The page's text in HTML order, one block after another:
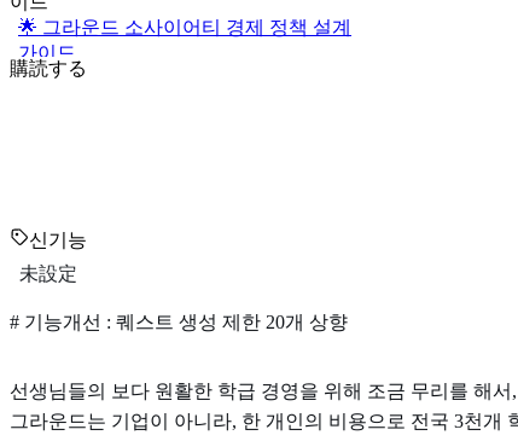
🌟 그라운드 소사이어티 경제 정책 설계
가이드
購読する
신기능
未設定
# 기능개선 : 퀘스트 생성 제한 20개 상향
선생님들의 보다 원활한 학급 경영을 위해 조금 무리를 해
그라운드는 기업이 아니라, 한 개인의 비용으로 전국 3천